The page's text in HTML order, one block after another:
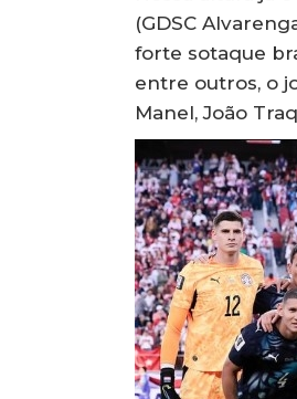
(GDSC
forte sotaque
entre outros, o
Manel, João